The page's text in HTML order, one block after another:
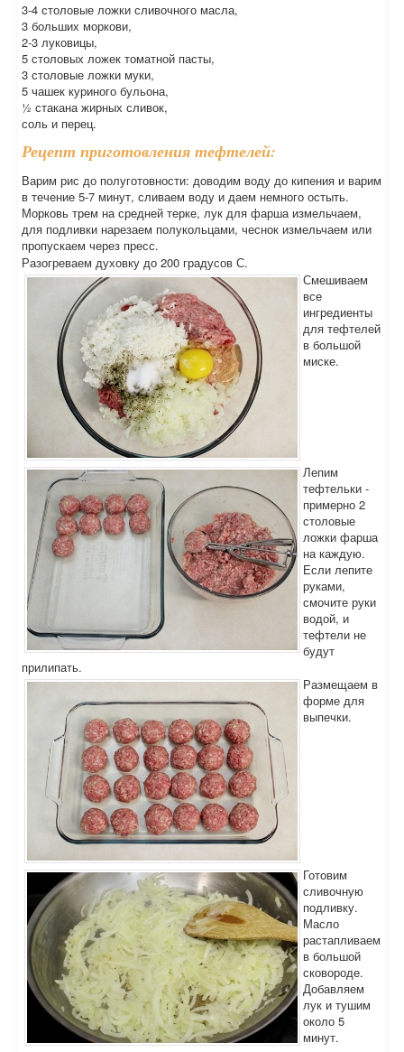
3-4 столовые ложки сливочного масла,
3 больших моркови,
2-3 луковицы,
5 столовых ложек томатной пасты,
3 столовые ложки муки,
5 чашек куриного бульона,
½ стакана жирных сливок,
соль и перец.
Рецепт приготовления тефтелей:
Варим рис до полуготовности: доводим воду до кипения и варим
в течение 5-7 минут, сливаем воду и даем немного остыть.
Морковь трем на средней терке, лук для фарша измельчаем,
для подливки нарезаем полукольцами, чеснок измельчаем или
пропускаем через пресс.
Разогреваем духовку до 200 градусов С.
Смешиваем
все
ингредиенты
для тефтелей
в большой
миске.
Лепим
тефтельки -
примерно 2
столовые
ложки фарша
на каждую.
Если лепите
руками,
смочите руки
водой, и
тефтели не
будут
прилипать.
Размещаем в
форме для
выпечки.
Готовим
сливочную
подливку.
Масло
растапливаем
в большой
сковороде.
Добавляем
лук и тушим
около 5
минут.